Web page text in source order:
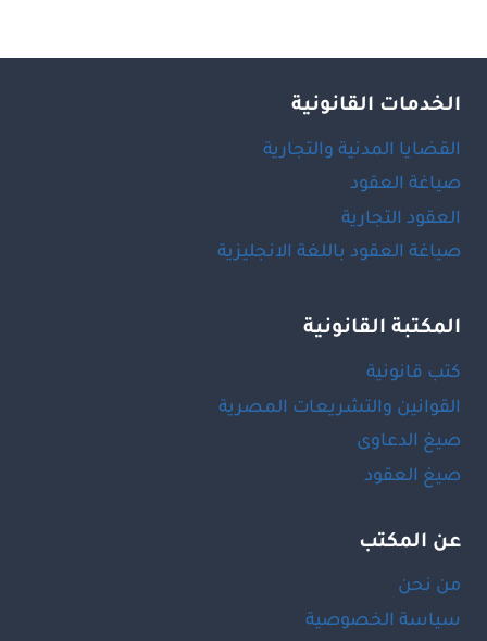
الخدمات القانونية
القضايا المدنية والتجارية
صياغة العقود
العقود التجارية
صياغة العقود باللغة الانجليزية
المكتبة القانونية
كتب قانونية
القوانين والتشريعات المصرية
صيغ الدعاوى
صيغ العقود
عن المكتب
من نحن
سياسة الخصوصية